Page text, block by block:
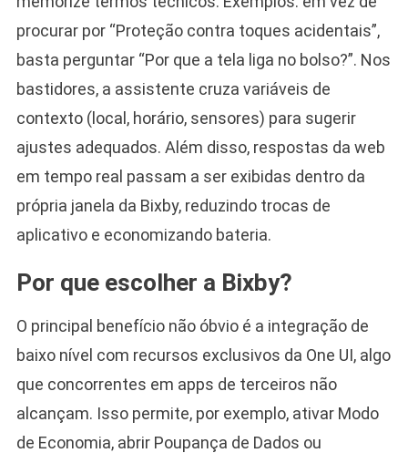
procurar por “Proteção contra toques acidentais”,
basta perguntar “Por que a tela liga no bolso?”. Nos
bastidores, a assistente cruza variáveis de
contexto (local, horário, sensores) para sugerir
ajustes adequados. Além disso, respostas da web
em tempo real passam a ser exibidas dentro da
própria janela da Bixby, reduzindo trocas de
aplicativo e economizando bateria.
Por que escolher a Bixby?
O principal benefício não óbvio é a integração de
baixo nível com recursos exclusivos da One UI, algo
que concorrentes em apps de terceiros não
alcançam. Isso permite, por exemplo, ativar Modo
de Economia, abrir Poupança de Dados ou